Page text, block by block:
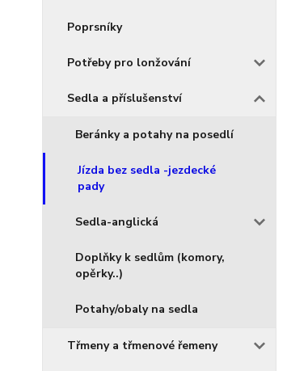
Poprsníky
Potřeby pro lonžování
Sedla a příslušenství
Beránky a potahy na posedlí
Jízda bez sedla -jezdecké
pady
Sedla-anglická
Doplňky k sedlům (komory,
opěrky..)
Potahy/obaly na sedla
Třmeny a třmenové řemeny